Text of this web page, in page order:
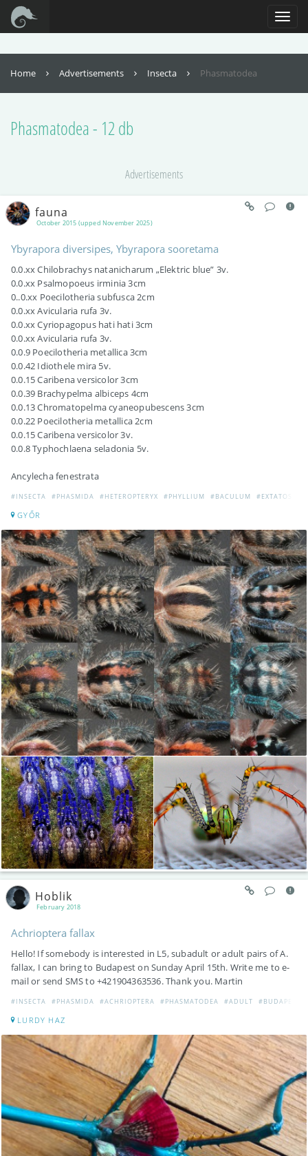
For full functionality of this site it is necessary to enable JavaScript. Here are
theinstructions how to enable JavaScript in your web browser
Toggle
Home Advertisements Insecta Phasmatodea
Phasmatodea - 12 db
Advertisements
October 2015 (upped November 2025)
fauna
Ybyrapora diversipes, Ybyrapora sooretama
0.0.xx Chilobrachys natanicharum „Elektric blue” 3v.
0.0.xx Psalmopoeus irminia 3cm
0..0.xx Poecilotheria subfusca 2cm
0.0.xx Avicularia rufa 3v.
0.0.xx Cyriopagopus hati hati 3cm
0.0.xx Avicularia rufa 3v.
0.0.9 Poecilotheria metallica 3cm
0.0.42 Idiothele mira 5v.
0.0.15 Caribena versicolor 3cm
0.0.39 Brachypelma albiceps 4cm
0.0.13 Chromatopelma cyaneopubescens 3cm
0.0.22 Poecilotheria metallica 2cm
0.0.15 Caribena versicolor 3v.
0.0.8 Typhochlaena seladonia 5v.
Ancylecha fenestrata
#INSECTA #PHASMIDA #HETEROPTERYX #PHYLLIUM #BACULUM #EXTATOSOMA
GYŐR
February 2018
Hoblik
Achrioptera fallax
Hello! If somebody is interested in L5, subadult or adult pairs of A.
fallax, I can bring to Budapest on Sunday April 15th. Write me to e-
mail or send SMS to +421904363536. Thank you. Martin
#INSECTA #PHASMIDA #ACHRIOPTERA #PHASMATODEA #ADULT #BUDAPEST
LURDY HAZ